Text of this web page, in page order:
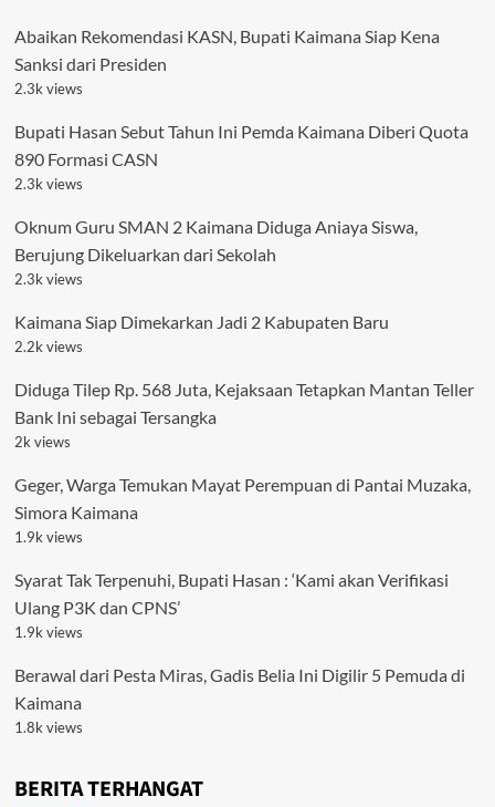
Abaikan Rekomendasi KASN, Bupati Kaimana Siap Kena
Sanksi dari Presiden
2.3k views
Bupati Hasan Sebut Tahun Ini Pemda Kaimana Diberi Quota
890 Formasi CASN
2.3k views
Oknum Guru SMAN 2 Kaimana Diduga Aniaya Siswa,
Berujung Dikeluarkan dari Sekolah
2.3k views
Kaimana Siap Dimekarkan Jadi 2 Kabupaten Baru
2.2k views
Diduga Tilep Rp. 568 Juta, Kejaksaan Tetapkan Mantan Teller
Bank Ini sebagai Tersangka
2k views
Geger, Warga Temukan Mayat Perempuan di Pantai Muzaka,
Simora Kaimana
1.9k views
Syarat Tak Terpenuhi, Bupati Hasan : ‘Kami akan Verifikasi
Ulang P3K dan CPNS’
1.9k views
Berawal dari Pesta Miras, Gadis Belia Ini Digilir 5 Pemuda di
Kaimana
1.8k views
BERITA TERHANGAT